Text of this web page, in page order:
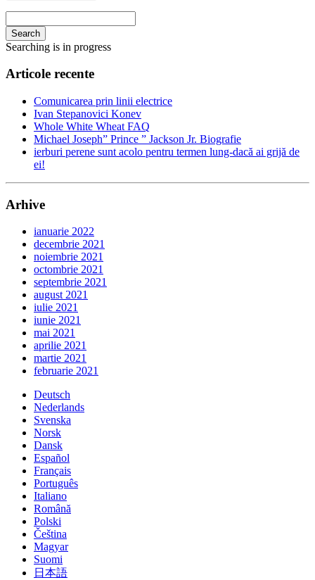
Search
Searching is in progress
Articole recente
Comunicarea prin linii electrice
Ivan Stepanovici Konev
Whole White Wheat FAQ
Michael Joseph” Prince ” Jackson Jr. Biografie
ierburi perene sunt acolo pentru termen lung-dacă ai grijă de
ei!
Arhive
ianuarie 2022
decembrie 2021
noiembrie 2021
octombrie 2021
septembrie 2021
august 2021
iulie 2021
iunie 2021
mai 2021
aprilie 2021
martie 2021
februarie 2021
Deutsch
Nederlands
Svenska
Norsk
Dansk
Español
Français
Português
Italiano
Română
Polski
Čeština
Magyar
Suomi
日本語